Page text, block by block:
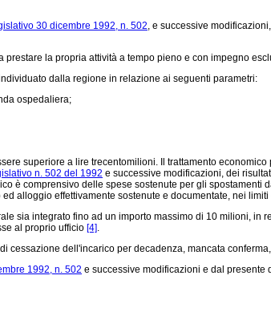
30 dicembre 1992, n. 502, e successive
la propria attività a tempo pieno e con impegno
dalla regione in relazione ai seguenti parametri:
ospedaliera;
superiore a lire trecentomilioni. Il trattamento
n. 502 del 1992 e successive modificazioni, dei
è comprensivo delle spese sostenute per gli
alloggio effettivamente sostenute e documentate, nei
sia integrato fino ad un importo massimo di 10 milioni,
al proprio ufficio [4].
dell'incarico per decadenza, mancata
1992, n. 502 e successive modificazioni e dal